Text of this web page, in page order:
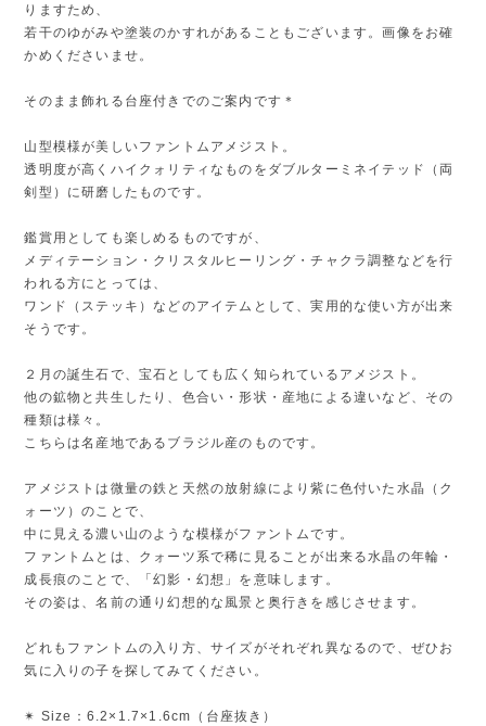
りますため、
若干のゆがみや塗装のかすれがあることもございます。画像をお確
かめくださいませ。
そのまま飾れる台座付きでのご案内です＊
山型模様が美しいファントムアメジスト。
透明度が高くハイクォリティなものをダブルターミネイテッド（両
剣型）に研磨したものです。
鑑賞用としても楽しめるものですが、
メディテーション・クリスタルヒーリング・チャクラ調整などを行
われる方にとっては、
ワンド（ステッキ）などのアイテムとして、実用的な使い方が出来
そうです。
２月の誕生石で、宝石としても広く知られているアメジスト。
他の鉱物と共生したり、色合い・形状・産地による違いなど、その
種類は様々。
こちらは名産地であるブラジル産のものです。
アメジストは微量の鉄と天然の放射線により紫に色付いた水晶（ク
ォーツ）のことで、
中に見える濃い山のような模様がファントムです。
ファントムとは、クォーツ系で稀に見ることが出来る水晶の年輪・
成長痕のことで、「幻影・幻想」を意味します。
その姿は、名前の通り幻想的な風景と奥行きを感じさせます。
どれもファントムの入り方、サイズがそれぞれ異なるので、ぜひお
気に入りの子を探してみてください。
✴︎ Size：6.2×1.7×1.6cm（台座抜き）